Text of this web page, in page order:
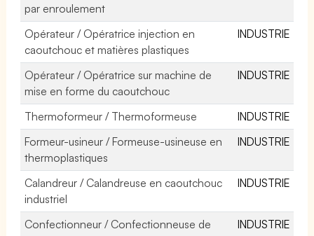
par enroulement
Opérateur / Opératrice injection en
caoutchouc et matières plastiques
INDUSTRIE
Opérateur / Opératrice sur machine de
mise en forme du caoutchouc
INDUSTRIE
Thermoformeur / Thermoformeuse
INDUSTRIE
Formeur-usineur / Formeuse-usineuse en
thermoplastiques
INDUSTRIE
Calandreur / Calandreuse en caoutchouc
industriel
INDUSTRIE
Confectionneur / Confectionneuse de
INDUSTRIE